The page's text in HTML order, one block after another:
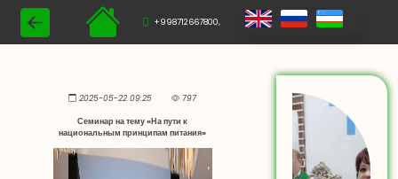
+998712667800,
2025-05-22 09:25 797
Семинар на тему «На пути к
национальным принципам питания»